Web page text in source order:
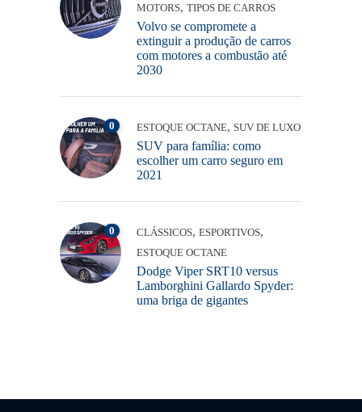
MOTORS, TIPOS DE CARROS
Volvo se compromete a
extinguir a produção de carros
com motores a combustão até
2030
0 ESTOQUE OCTANE, SUV DE LUXO
SUV para família: como
escolher um carro seguro em
2021
0 CLÁSSICOS, ESPORTIVOS,
ESTOQUE OCTANE
Dodge Viper SRT10 versus
Lamborghini Gallardo Spyder:
uma briga de gigantes